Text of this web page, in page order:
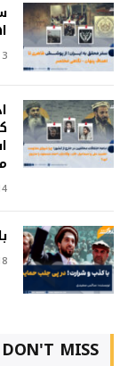
3 می 2025
14
18
DON'T MISS